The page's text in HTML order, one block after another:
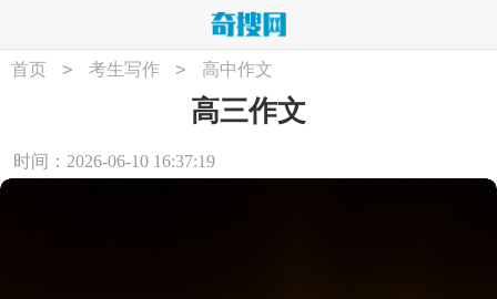
首页 > 考生写作 > 高中作文
高三作文
时间：2026-06-10 16:37:19